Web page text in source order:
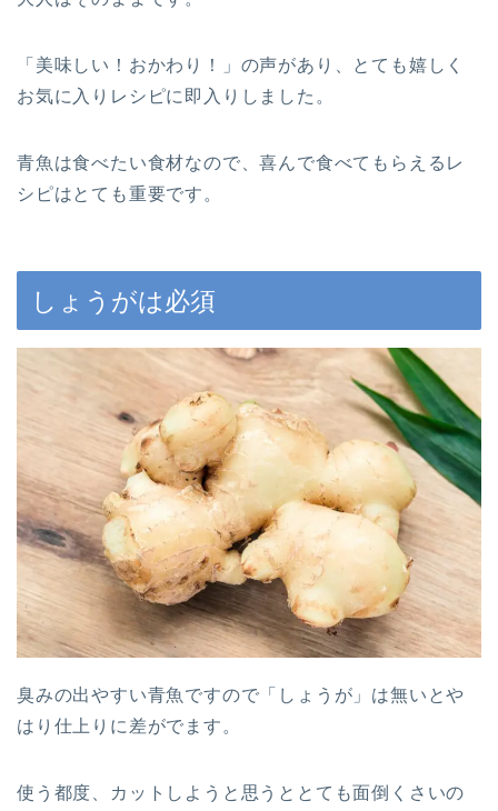
「美味しい！おかわり！」の声があり、とても嬉しく
お気に入りレシピに即入りしました。
青魚は食べたい食材なので、喜んで食べてもらえるレ
シピはとても重要です。
しょうがは必須
臭みの出やすい青魚ですので「しょうが」は無いとや
はり仕上りに差がでます。
使う都度、カットしようと思うととても面倒くさいの